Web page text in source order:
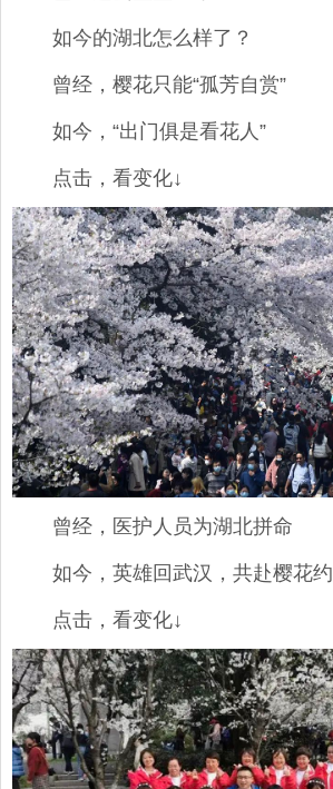
如今的湖北怎么样了？
曾经，樱花只能“孤芳自赏”
如今，“出门俱是看花人”
点击，看变化↓
曾经，医护人员为湖北拼命
如今，英雄回武汉，共赴樱花约
点击，看变化↓